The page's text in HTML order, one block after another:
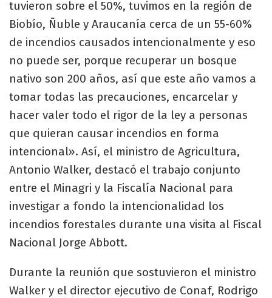
tuvieron sobre el 50%, tuvimos en la región de
Biobío, Ñuble y Araucanía cerca de un 55-60%
de incendios causados intencionalmente y eso
no puede ser, porque recuperar un bosque
nativo son 200 años, así que este año vamos a
tomar todas las precauciones, encarcelar y
hacer valer todo el rigor de la ley a personas
que quieran causar incendios en forma
intencional». Así, el ministro de Agricultura,
Antonio Walker, destacó el trabajo conjunto
entre el Minagri y la Fiscalía Nacional para
investigar a fondo la intencionalidad los
incendios forestales durante una visita al Fiscal
Nacional Jorge Abbott.
Durante la reunión que sostuvieron el ministro
Walker y el director ejecutivo de Conaf, Rodrigo